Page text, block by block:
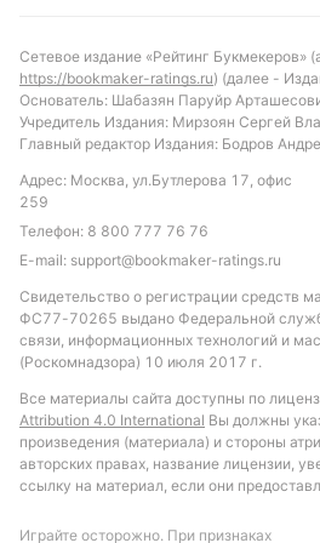
можно ожидать, что
контроль над игрой и создаст
моментов у ворот соперника.
умеренным количеством
будут доминировать по
Рекомендуется обратить
связанные с количеством
— более 10.5, а также на
Барселоны Гуаякиль по
традиционно превышает 3.5.
на меньший индивидуальный
Руна выглядит логичной,
оборонительные проблемы.
Обновлено:
Автор
Сетевое издание «Рейтинг Букмекеров»
https://bookmaker-ratings.ru) (далее -
Основатель: Шабазян Паруйр
Учредитель Издания: Мирзоян Сергей
Главный редактор Издания: Бодров
Адрес: Москва, ул.Бутлерова 17, офис
259
Телефон: 8 800 777 76 76
E-mail: support@bookmaker-ratings.ru
Свидетельство о регистрации средств
ФС77-70265 выдано Федеральной
связи, информационных технологий и
(Роскомнадзора) 10 июля 2017 г.
Все материалы сайта доступны по
Attribution 4.0 International Вы должны
произведения (материала) и стороны
авторских правах, название лицензии,
ссылку на материал, если они
Играйте осторожно. При признаках